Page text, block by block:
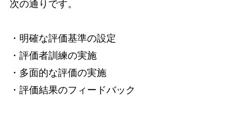
次の通りです。
・明確な評価基準の設定
・評価者訓練の実施
・多面的な評価の実施
・評価結果のフィードバック